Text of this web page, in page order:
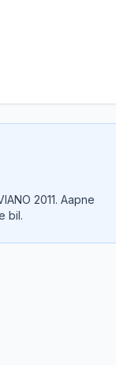
2011. Aapne
bil.